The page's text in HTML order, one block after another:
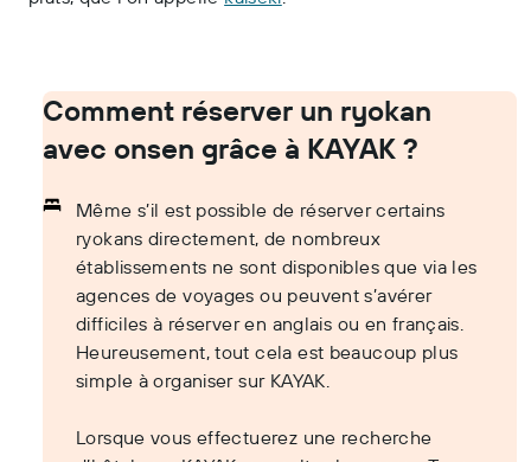
Comment réserver un ryokan
avec onsen grâce à KAYAK ?
Même s’il est possible de réserver certains
ryokans directement, de nombreux
établissements ne sont disponibles que via les
agences de voyages ou peuvent s’avérer
difficiles à réserver en anglais ou en français.
Heureusement, tout cela est beaucoup plus
simple à organiser sur KAYAK.
Lorsque vous effectuerez une recherche